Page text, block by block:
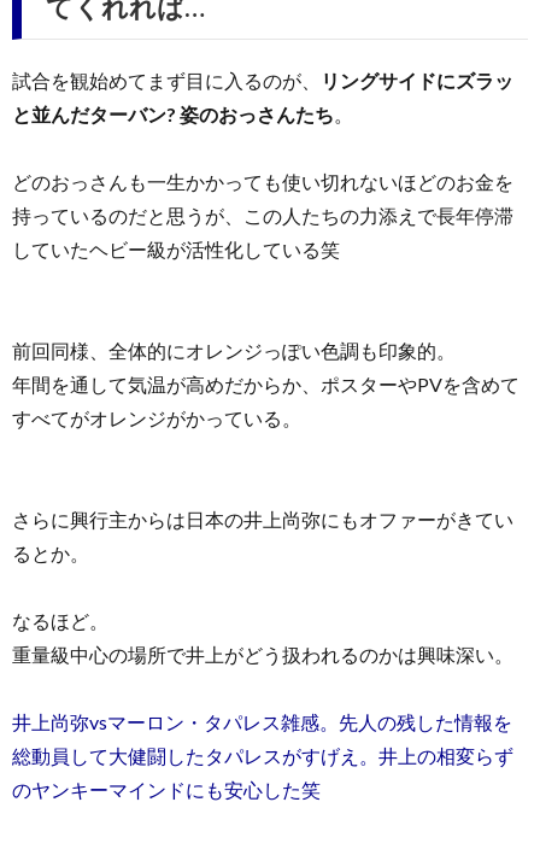
試合を観始めてまず目に入るのが、
リングサイドにズラッ
と並んだターバン? 姿のおっさんたち
どのおっさんも一生かかっても使い切れないほどのお金を
持っているのだと思うが、この人たちの力添えで長年停滞
していたヘビー級が活性化している笑
前回同様、全体的にオレンジっぽい色調も印象的。
年間を通して気温が高めだからか、ポスターやPVを含めて
すべてがオレンジがかっている。
さらに興行主からは日本の井上尚弥にもオファーがきてい
るとか。
なるほど。
重量級中心の場所で井上がどう扱われるのかは興味深い。
井上尚弥vsマーロン・タパレス雑感。先人の残した情報を
総動員して大健闘したタパレスがすげえ。井上の相変らず
のヤンキーマインドにも安心した笑